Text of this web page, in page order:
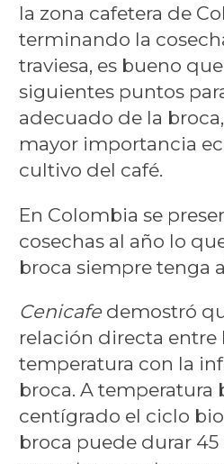
la zona cafetera de
terminando la
traviesa, es bueno
siguientes puntos
adecuado de la
mayor importancia
cultivo del café.
En Colombia se
cosechas al año lo
broca siempre tenga
Cenicafedemostró
relación directa entre
temperatura con la
broca. A temperatura
centígrado el ciclo
broca puede durar